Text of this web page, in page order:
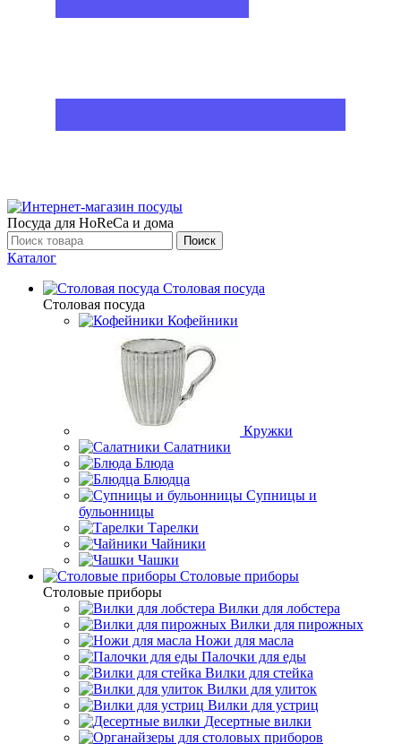
Посуда для HoReCa и дома
Поиск
Каталог
Столовая посуда
Столовая посуда
Кофейники
Кружки
Салатники
Блюда
Блюдца
Супницы и
бульонницы
Тарелки
Чайники
Чашки
Cтоловые приборы
Cтоловые приборы
Вилки для лобстера
Вилки для пирожных
Ножи для масла
Палочки для еды
Вилки для стейка
Вилки для улиток
Вилки для устриц
Десертные вилки